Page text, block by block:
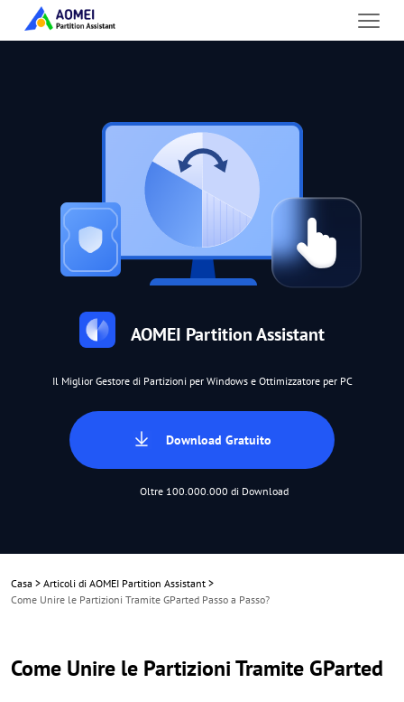
AOMEI Partition Assistant
Il Miglior Gestore di Partizioni per Windows e Ottimizzatore per PC
Download Gratuito
Oltre 100.000.000 di Download
Casa > Articoli di AOMEI Partition Assistant >
Come Unire le Partizioni Tramite GParted Passo a Passo?
Come Unire le Partizioni Tramite GParted